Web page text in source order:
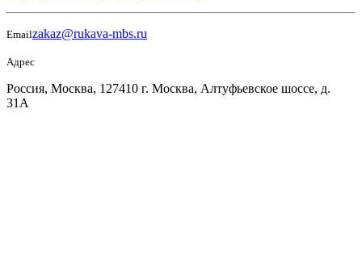
Emailzakaz@rukava-mbs.ru
Адрес
Россия, Москва, 127410 г. Москва, Алтуфьевское шоссе, д.
31А